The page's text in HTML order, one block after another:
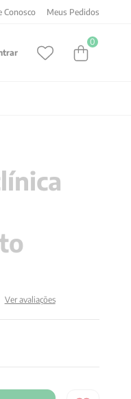
Conosco Meus Pedidos
0
Ver avaliações